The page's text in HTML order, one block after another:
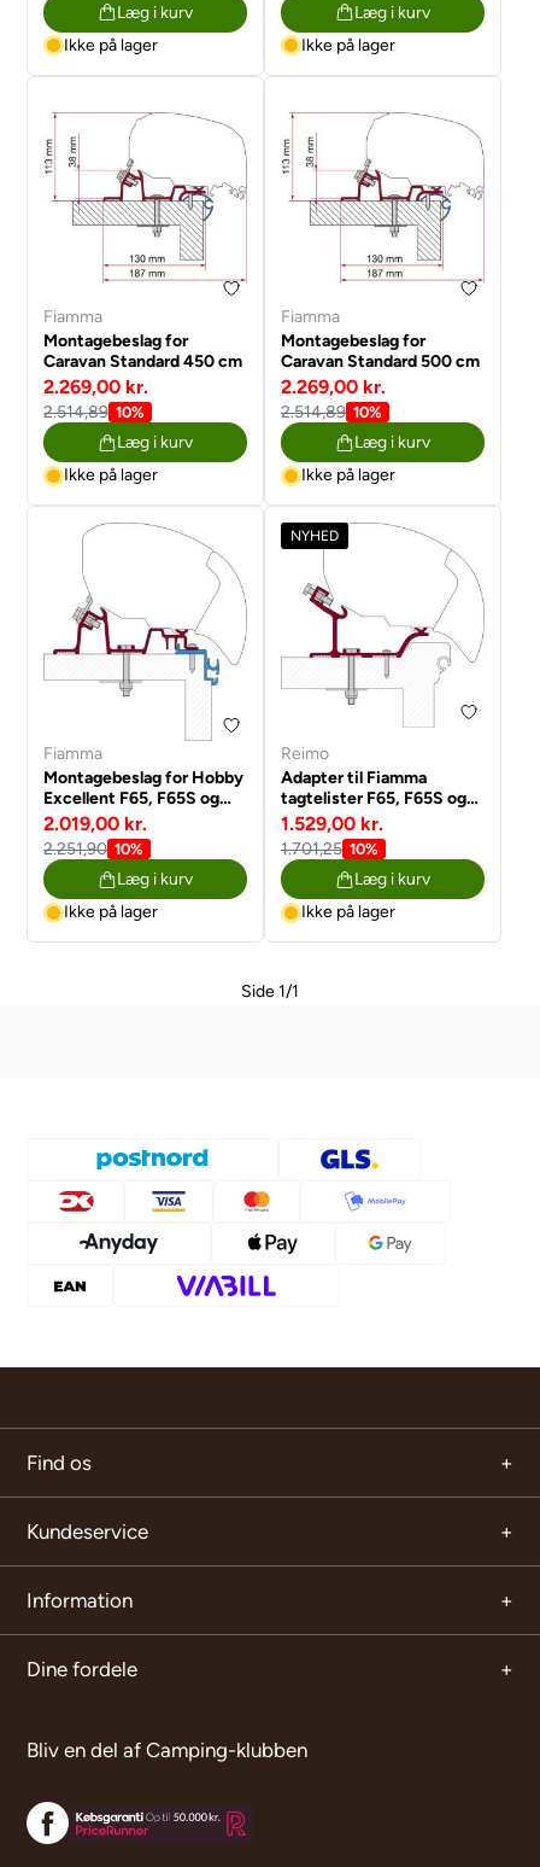
Læg i kurv
Ikke på lager
Læg i kurv
Ikke på lager
Fiamma
Montagebeslag for
Caravan Standard 450 cm
2.269,00 kr.
2.514,89 10%
Læg i kurv
Ikke på lager
Fiamma
Montagebeslag for
Caravan Standard 500 cm
2.269,00 kr.
2.514,89 10%
Læg i kurv
Ikke på lager
Fiamma
Montagebeslag for Hobby
Excellent F65, F65S og
F65L
2.019,00 kr.
2.251,90 10%
Læg i kurv
Ikke på lager
NYHED
Reimo
Adapter til Fiamma
tagtelister F65, F65S og
F65L
1.529,00 kr.
1.701,25 10%
Læg i kurv
Ikke på lager
Side 1/1
Find os
Kundeservice
Information
Dine fordele
Bliv en del af Camping-klubben